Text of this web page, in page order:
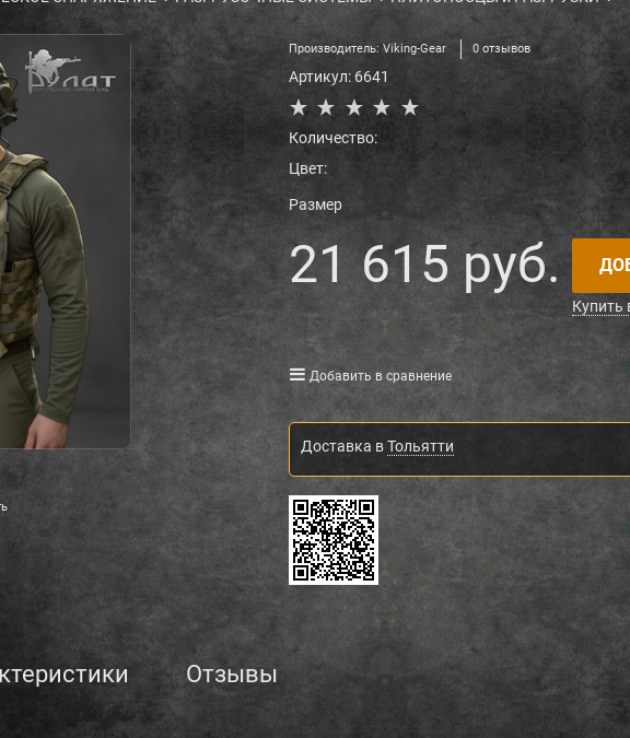
Производитель: Viking-Gear 0 отзывов
Артикул: 6641
Количество:
Цвет:
Размер
21 615 руб.
Купить
Добавить в сравнение
Доставка вТольятти
Отзывы